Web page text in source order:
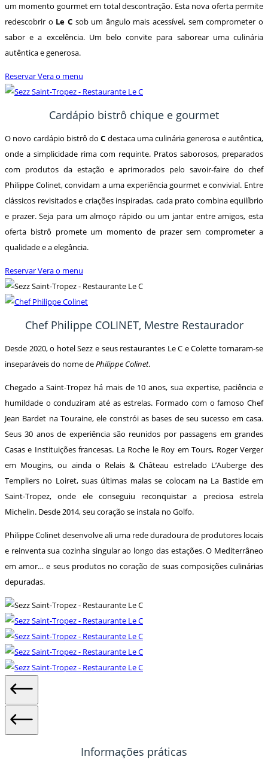
um momento gourmet em total descontração. Esta nova oferta permite
redescobrir o Le Csob um ângulo mais acessível, sem comprometer o
sabor e a excelência. Um belo convite para saborear uma culinária
autêntica e generosa.
ReservarVera o menu
Cardápio bistrô chique e gourmet
O novo cardápio bistrô doC destaca uma culinária generosa e autêntica,
onde a simplicidade rima com requinte. Pratos saborosos, preparados
com produtos da estação e aprimorados pelo savoir-faire do chef
Philippe Colinet, convidam a uma experiência gourmet e convivial. Entre
clássicos revisitados e criações inspiradas, cada prato combina equilíbrio
e prazer. Seja para um almoço rápido ou um jantar entre amigos, esta
oferta bistrô promete um momento de prazer sem comprometer a
qualidade e a elegância.
ReservarVera o menu
Chef Philippe COLINET, Mestre Restaurador
Desde 2020, o hotel Sezz e seus restaurantes Le C e Colette tornaram-se
inseparáveis do nome dePhilippe Colinet.
Chegado a Saint-Tropez há mais de 10 anos, sua expertise, paciência e
humildade o conduziram até as estrelas. Formado com o famoso Chef
Jean Bardet na Touraine, ele constrói as bases de seu sucesso em casa.
Seus 30 anos de experiência são reunidos por passagens em grandes
Casas e Instituições francesas. La Roche le Roy em Tours, Roger Verger
em Mougins, ou ainda o Relais & Château estrelado L’Auberge des
Templiers no Loiret, suas últimas malas se colocam na La Bastide em
Saint-Tropez, onde ele conseguiu reconquistar a preciosa estrela
Michelin. Desde 2014, seu coração se instala no Golfo.
Philippe Colinet desenvolve ali uma rede duradoura de produtores locais
e reinventa sua cozinha singular ao longo das estações. O Mediterrâneo
em amor… e seus produtos no coração de suas composições culinárias
depuradas.
Informações práticas